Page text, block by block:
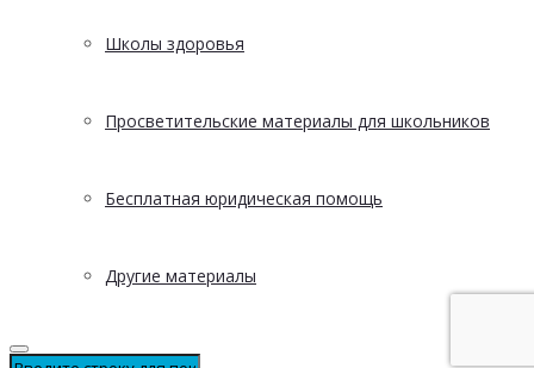
Школы здоровья
Просветительские материалы для школьников
Бесплатная юридическая помощь
Другие материалы